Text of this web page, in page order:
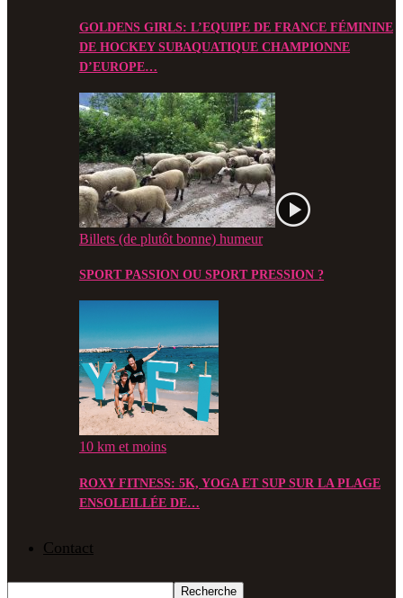
GOLDENS GIRLS: L’EQUIPE DE FRANCE FÉMININE
DE HOCKEY SUBAQUATIQUE CHAMPIONNE
D’EUROPE…
Billets (de plutôt bonne) humeur
SPORT PASSION OU SPORT PRESSION ?
10 km et moins
ROXY FITNESS: 5K, YOGA ET SUP SUR LA PLAGE
ENSOLEILLÉE DE…
Contact